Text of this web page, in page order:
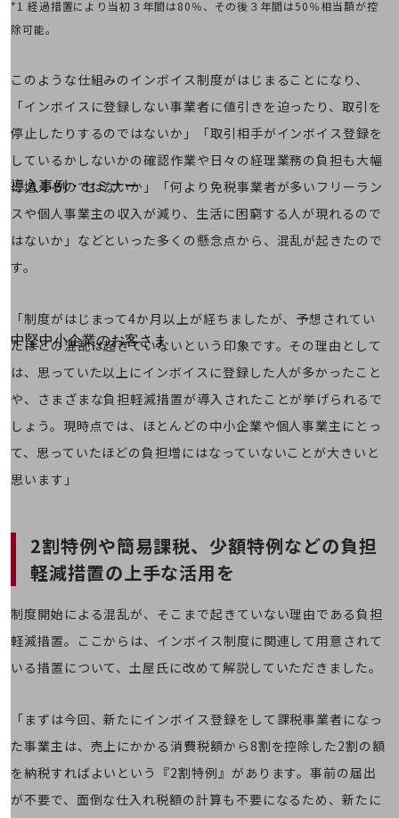
別ウィンドウで開きます
サービスをご利用中のお客さま
導入事例・セミナー
導入事例TOP
最新の導入事例や注目の導入事例をご紹介します
中堅中小企業のお客さま
ビジネスお役立ち情報
解決するヒントをお届けする記事サイト
新着記事
お役立ち資料ダウンロード
トレンド記事特集
サービス・ソリューション
課題やニーズに合ったサービスをご紹介し、
中堅中小企業のビジネスをサポート！
お悩みから見つけるTOP
ネットワーク
バックオフィス
リモート・ハイブリッドワーク
セキュリティ
*1 経過措置により当初３年間は80％、その後３年間は50％相当額が控
除可能。
このような仕組みのインボイス制度がはじまることになり、
「インボイスに登録しない事業者に値引きを迫ったり、取引を
停止したりするのではないか」「取引相手がインボイス登録を
しているかしないかの確認作業や日々の経理業務の負担も大幅
に増えるのではないか」「何より免税事業者が多いフリーラン
スや個人事業主の収入が減り、生活に困窮する人が現れるので
はないか」などといった多くの懸念点から、混乱が起きたので
す。
「制度がはじまって4か月以上が経ちましたが、予想されてい
たほどの混乱は起きていないという印象です。その理由として
は、思っていた以上にインボイスに登録した人が多かったこと
や、さまざまな負担軽減措置が導入されたことが挙げられるで
しょう。現時点では、ほとんどの中小企業や個人事業主にとっ
て、思っていたほどの負担増にはなっていないことが大きいと
思います」
2割特例や簡易課税、少額特例などの負担
軽減措置の上手な活用を
制度開始による混乱が、そこまで起きていない理由である負担
軽減措置。ここからは、インボイス制度に関連して用意されて
いる措置について、土屋氏に改めて解説していただきました。
「まずは今回、新たにインボイス登録をして課税事業者になっ
た事業主は、売上にかかる消費税額から8割を控除した2割の額
を納税すればよいという『2割特例』があります。事前の届出
が不要で、面倒な仕入れ税額の計算も不要になるため、新たに